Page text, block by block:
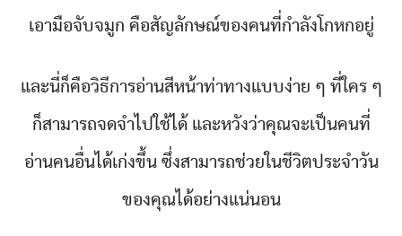
เอามือจับจมูก คือสัญลักษณ์ของคนที่กำลังโกหกอยู่
และนี่ก็คือวิธีการอ่านสีหน้าท่าทางแบบง่าย ๆ ที่ใคร ๆ
ก็สามารถจดจำไปใช้ได้ และหวังว่าคุณจะเป็นคนที่
อ่านคนอื่นได้เก่งขึ้น ซึ่งสามารถช่วยในชีวิตประจำวัน
ของคุณได้อย่างแน่นอน